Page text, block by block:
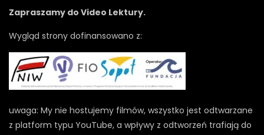
Zapraszamy do Video Lektury.
Wygląd strony dofinansowano z:
uwaga: My nie hostujemy filmów, wszystko jest odtwarzane
z platform typu YouTube, a wpływy z odtworzeń trafiają do